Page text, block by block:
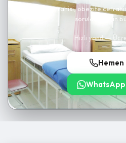
Kanser cerrahisi, obezite
sorularınız için
Hızlı yanıt —
Hemen
WhatsApp